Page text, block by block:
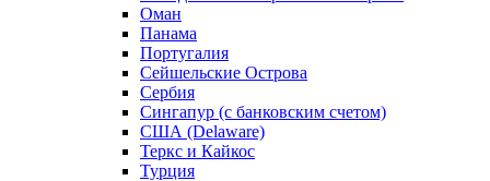
Оман
Панама
Португалия
Сейшельские Острова
Сербия
Сингапур (c банковским счетом)
США (Delaware)
Теркс и Кайкос
Турция